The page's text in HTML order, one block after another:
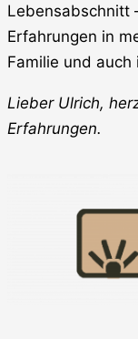
Lebensabschnitt
Erfahrungen in
Familie und auch
Lieber Ulrich,
Erfahrungen.